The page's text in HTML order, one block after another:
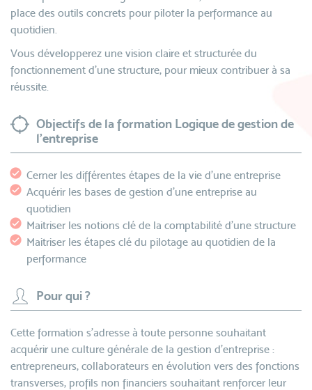
place des outils concrets pour piloter la performance au
quotidien.
Vous développerez une vision claire et structurée du
fonctionnement d’une structure, pour mieux contribuer à sa
réussite.
Objectifs de la formation Logique de gestion de
l'entreprise
Cerner les différentes étapes de la vie d'une entreprise
Acquérir les bases de gestion d'une entreprise au
quotidien
Maitriser les notions clé de la comptabilité d'une structure
Maitriser les étapes clé du pilotage au quotidien de la
performance
Pour qui ?
Cette formation s’adresse à toute personne souhaitant
acquérir une culture générale de la gestion d’entreprise :
entrepreneurs, collaborateurs en évolution vers des fonctions
transverses, profils non financiers souhaitant renforcer leur